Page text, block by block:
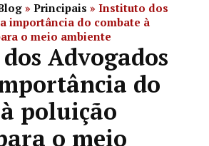
» Principais » Instituto dos
importância do combate à
o meio ambiente
Advogados
do
poluição
o meio